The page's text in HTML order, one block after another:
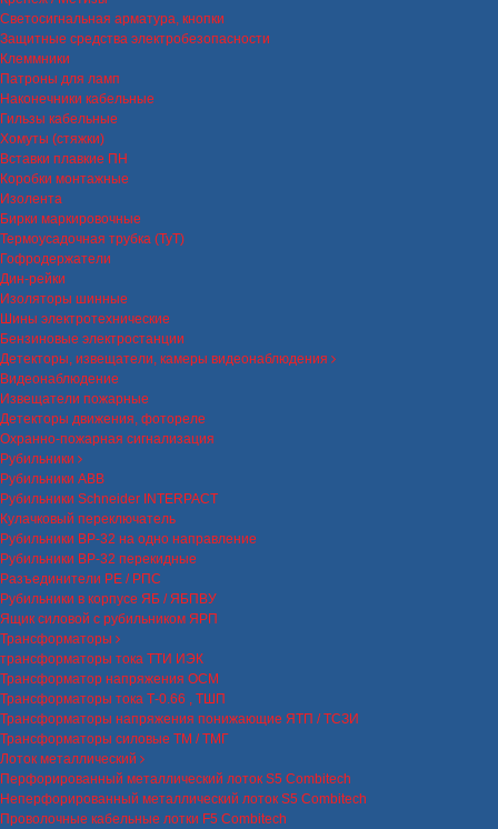
Светосигнальная арматура, кнопки
Защитные средства электробезопасности
Клеммники
Патроны для ламп
Наконечники кабельные
Гильзы кабельные
Хомуты (стяжки)
Вставки плавкие ПН
Коробки монтажные
Изолента
Бирки маркировочные
Термоусадочная трубка (ТуТ)
Гофродержатели
Дин-рейки
Изоляторы шинные
Шины электротехнические
Бензиновые электростанции
Детекторы, извещатели, камеры видеонаблюдения
Видеонаблюдение
Извещатели пожарные
Детекторы движения, фотореле
Охранно-пожарная сигнализация
Рубильники
Рубильники ABB
Рубильники Schneider INTERPACT
Кулачковый переключатель
Рубильники ВР-32 на одно направление
Рубильники ВР-32 перекидные
Разъединители РЕ / РПС
Рубильники в корпусе ЯБ / ЯБПВУ
Ящик силовой с рубильником ЯРП
Трансформаторы
трансформаторы тока ТТИ ИЭК
Трансформатор напряжения ОСМ
Трансформаторы тока Т-0.66 , ТШП
Трансформаторы напряжения понижающие ЯТП / ТСЗИ
Трансформаторы силовые ТМ / ТМГ
Лоток металлический
Перфорированный металлический лоток S5 Combitech
Неперфорированный металлический лоток S5 Combitech
Проволочные кабельные лотки F5 Combitech